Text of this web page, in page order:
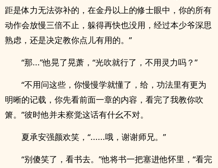
距是体力无法弥补的，在金丹以上的修士眼中，你的所有
动作会放慢三倍不止，躲得再快也没用，经过本少爷深思
熟虑，还是决定教你点儿有用的。”
“那...”他晃了晃萧，“光吹就行了，不用灵力吗？”
“不用问这些，你慢慢学就懂了，给，功法里有更为
明晰的记载，你先看前面一章的内容，看完了我教你吹
箫。”彼时他并未察觉这话有什幺不对。
夏承安强颜欢笑，“......哦，谢谢师兄。”
“别傻笑了，看书去。”他将书一把塞进他怀里，“看完